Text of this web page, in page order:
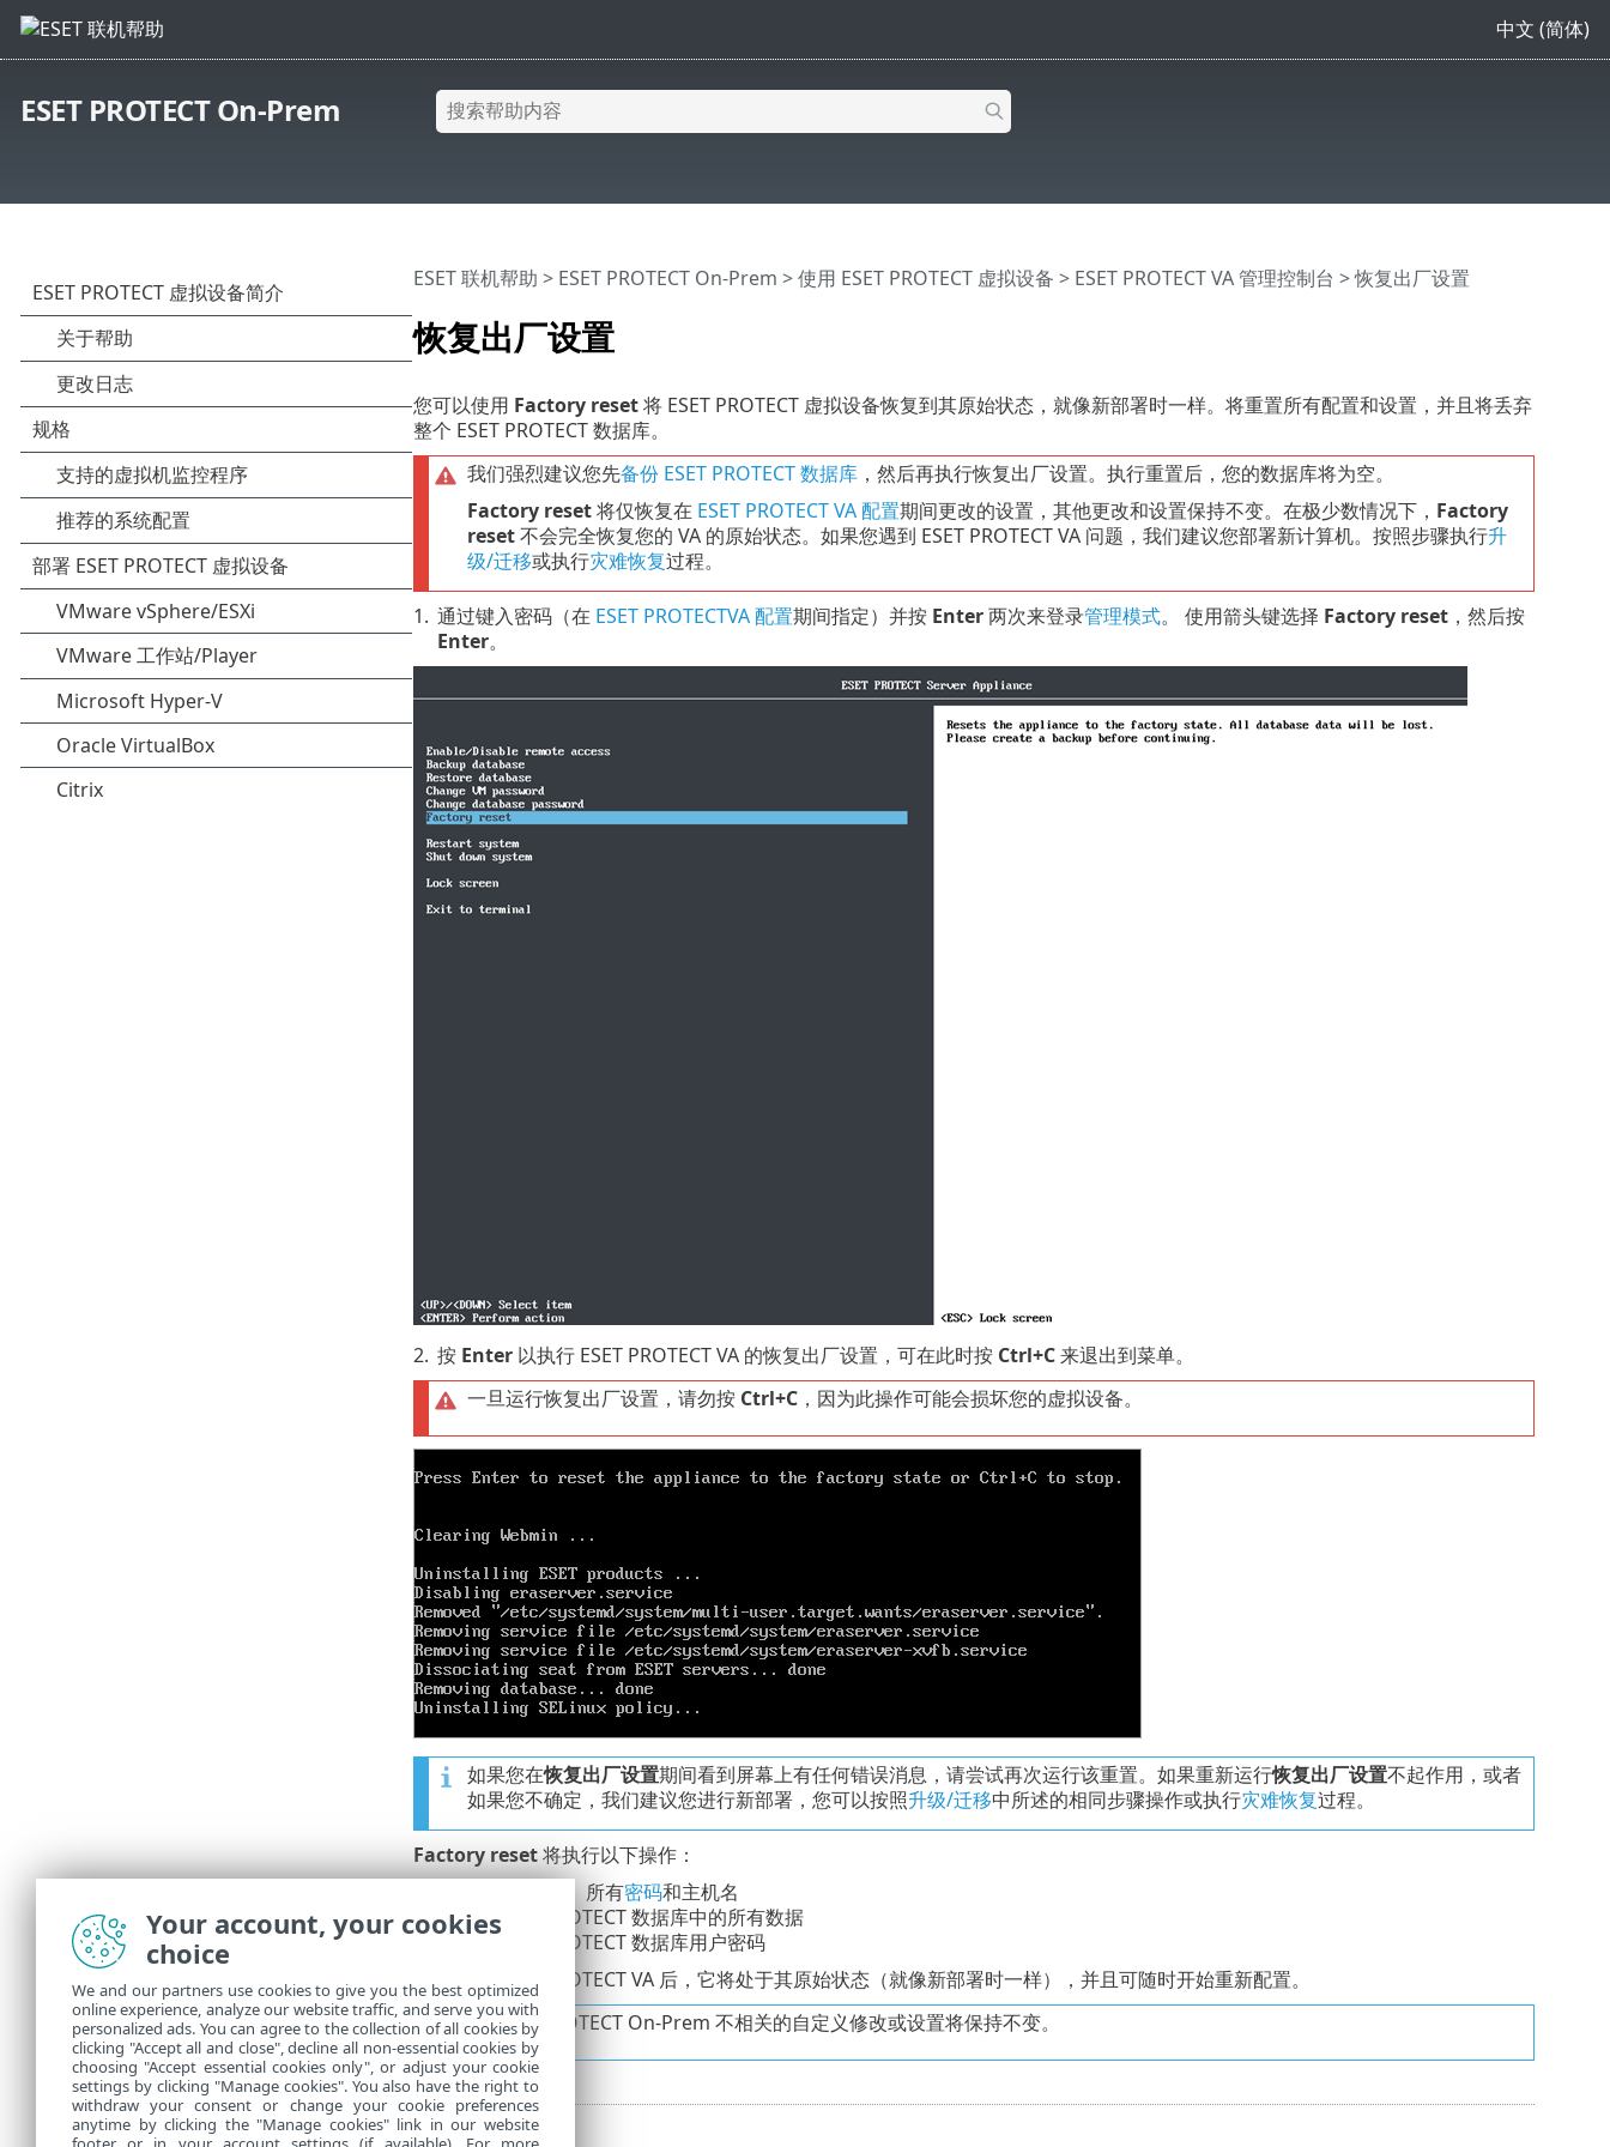
中文 (简体)
ESET PROTECT On-Prem
恢复出厂设置
ESET 联机帮助 > ESET PROTECT On-Prem >使用 ESET PROTECT 虚拟设备 > ESET PROTECT VA 管理控制台 > 恢复出厂设置
您可以使用 Factory reset将 ESET PROTECT 虚拟设备恢复到其原始状态，就像新部署时一样。将重置所有配置和设置，并且将丢弃
整个 ESET PROTECT 数据库。
我们强烈建议您先备份 ESET PROTECT 数据库，然后再执行恢复出厂设置。执行重置后，您的数据库将为空。
Factory reset将仅恢复在 ESET PROTECT VA 配置期间更改的设置，其他更改和设置保持不变。在极少数情况下， Factory
reset不会完全恢复您的 VA 的原始状态。如果您遇到 ESET PROTECT VA 问题，我们建议您部署新计算机。按照步骤执行升
级/迁移或执行灾难恢复过程。
1. 通过键入密码（在 ESET PROTECTVA 配置期间指定）并按 Enter两次来登录管理模式。 使用箭头键选择 Factory reset，然后按
Enter。
2. 按 Enter以执行 ESET PROTECT VA 的恢复出厂设置，可在此时按 Ctrl+C来退出到菜单。
一旦运行恢复出厂设置，请勿按 Ctrl+C，因为此操作可能会损坏您的虚拟设备。
如果您在恢复出厂设置期间看到屏幕上有任何错误消息，请尝试再次运行该重置。如果重新运行恢复出厂设置不起作用，或者
如果您不确定，我们建议您进行新部署，您可以按照升级/迁移中所述的相同步骤操作或执行灾难恢复过程。
Factory reset将执行以下操作：
重置网络配置、所有密码和主机名
• 移除 ESET PROTECT 数据库中的所有数据
重置 ESET PROTECT 数据库用户密码
重新启动 ESET PROTECT VA 后，它将处于其原始状态（就像新部署时一样），并且可随时开始重新配置。
与 ESET PROTECT On-Prem 不相关的自定义修改或设置将保持不变。
Your account, your cookies
choice
We and our partners use cookies to give you the best optimized
online experience, analyze our website traffic, and serve you with
personalized ads. You can agree to the collection of all cookies by
clicking "Accept all and close", decline all non-essential cookies by
choosing "Accept essential cookies only", or adjust your cookie
settings by clicking "Manage cookies". You also have the right to
withdraw your consent or change your cookie preferences
anytime by clicking the "Manage cookies" link in our website